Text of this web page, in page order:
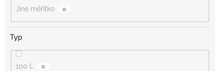
Jiné měřítko 0
Typ
100 L 0